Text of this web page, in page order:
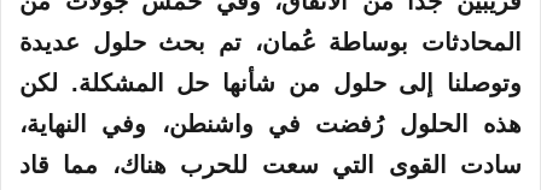
المحادثات بوساطة عُمان، تم بحث حلول عديدة
وتوصلنا إلى حلول من شأنها حل المشكلة. لكن
هذه الحلول رُفضت في واشنطن، وفي النهاية،
سادت القوى التي سعت للحرب هناك، مما قاد